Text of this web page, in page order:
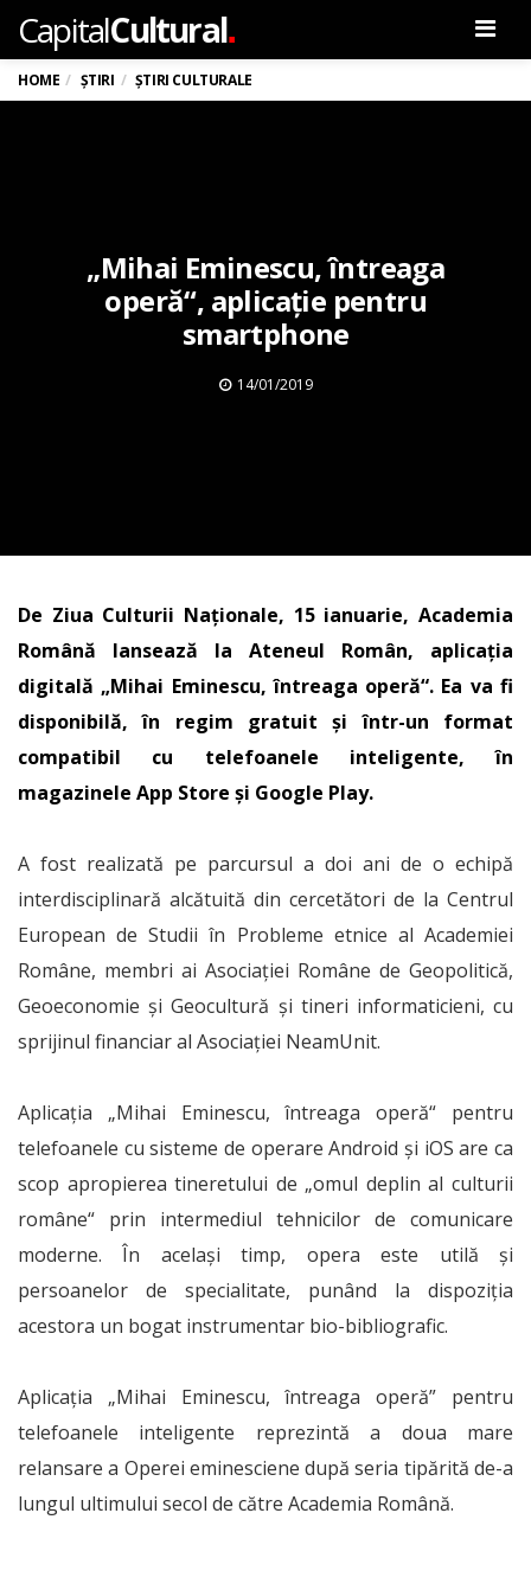
CapitalCultural.
HOME ȘTIRI ȘTIRI CULTURALE
„Mihai Eminescu, întreaga
operă“, aplicație pentru
smartphone
14/01/2019
De Ziua Culturii Naționale, 15 ianuarie, Academia
Română lansează la Ateneul Român, aplicația
digitală „Mihai Eminescu, întreaga operă“. Ea va fi
disponibilă, în regim gratuit și într-un format
compatibil cu telefoanele inteligente, în
magazinele App Store și Google Play.
A fost realizată pe parcursul a doi ani de o echipă
interdisciplinară alcătuită din cercetători de la Centrul
European de Studii în Probleme etnice al Academiei
Române, membri ai Asociației Române de Geopolitică,
Geoeconomie și Geocultură și tineri informaticieni, cu
sprijinul financiar al Asociației NeamUnit.
Aplicația „Mihai Eminescu, întreaga operă“ pentru
telefoanele cu sisteme de operare Android și iOS are ca
scop apropierea tineretului de „omul deplin al culturii
române“ prin intermediul tehnicilor de comunicare
moderne. În același timp, opera este utilă și
persoanelor de specialitate, punând la dispoziția
acestora un bogat instrumentar bio-bibliografic.
Aplicația „Mihai Eminescu, întreaga operă” pentru
telefoanele inteligente reprezintă a doua mare
relansare a Operei eminesciene după seria tipărită de-a
lungul ultimului secol de către Academia Română.